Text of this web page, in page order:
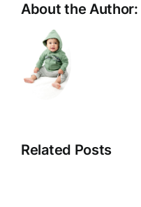
About the Author:
Related Posts